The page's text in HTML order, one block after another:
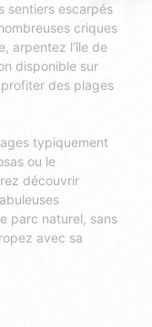
sentiers escarpés
criques
arpentez l’île de
disponible sur
des plages
typiquement
ou le
découvrir
parc naturel, sans
avec sa